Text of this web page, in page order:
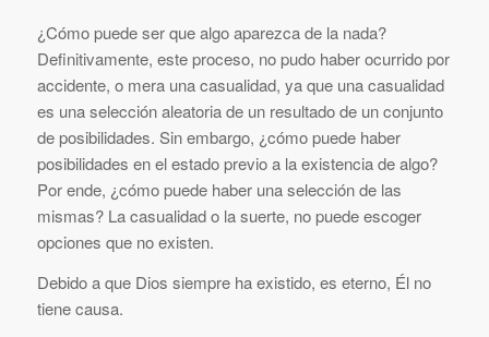
¿Cómo puede ser que algo aparezca de la nada?
Definitivamente, este proceso, no pudo haber ocurrido por
accidente, o mera una casualidad, ya que una casualidad
es una selección aleatoria de un resultado de un conjunto
de posibilidades. Sin embargo, ¿cómo puede haber
posibilidades en el estado previo a la existencia de algo?
Por ende, ¿cómo puede haber una selección de las
mismas? La casualidad o la suerte, no puede escoger
opciones que no existen.
Debido a que Dios siempre ha existido, es eterno, Él no
tiene causa.